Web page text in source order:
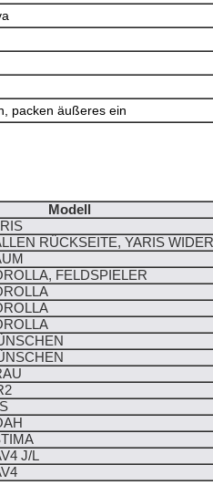
packen äußeres ein
Modell
RÜCKSEITE, YARIS WIDER
FELDSPIELER
J/L